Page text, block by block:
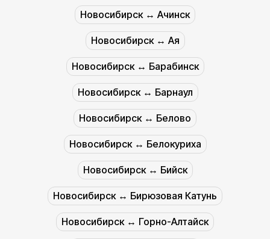
Новосибирск ↔︎ Ачинск
Новосибирск ↔︎ Ая
Новосибирск ↔︎ Барабинск
Новосибирск ↔︎ Барнаул
Новосибирск ↔︎ Белово
Новосибирск ↔︎ Белокуриха
Новосибирск ↔︎ Бийск
Новосибирск ↔︎ Бирюзовая Катунь
Новосибирск ↔︎ Горно-Алтайск